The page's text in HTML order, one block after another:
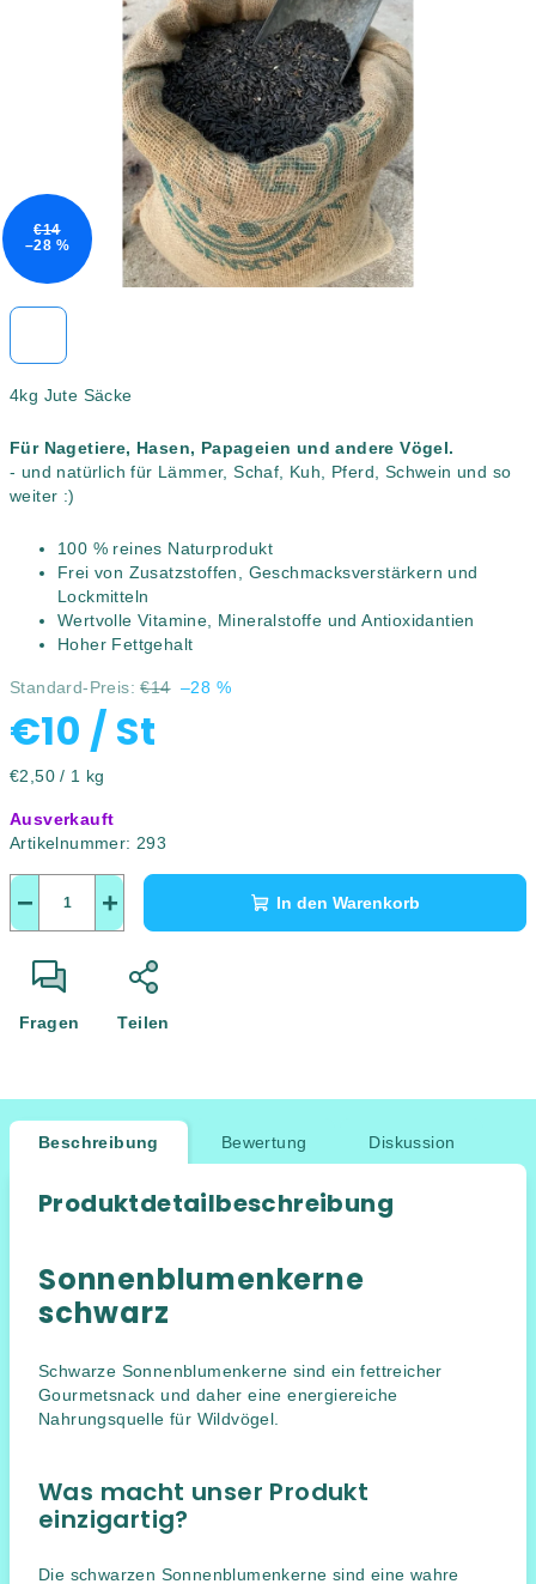
4kg Jute Säcke
Für Nagetiere, Hasen, Papageien und andere Vögel.
- und natürlich für Lämmer, Schaf, Kuh, Pferd, Schwein und so
weiter :)
100 % reines Naturprodukt
Frei von Zusatzstoffen, Geschmacksverstärkern und
Lockmitteln
Wertvolle Vitamine, Mineralstoffe und Antioxidantien
Hoher Fettgehalt
Standard-Preis: €14 –28 %
€10 / St
Verkaufspreis:
€2,50 / 1 kg
Ausverkauft
Artikelnummer: 293
+
− In den Warenkorb
Fragen Teilen
Sternen.
€14
–28 %
Beschreibung Bewertung Diskussion
Produktdetailbeschreibung
Sonnenblumenkerne
schwarz
Schwarze Sonnenblumenkerne sind ein fettreicher
Gourmetsnack und daher eine energiereiche
Nahrungsquelle für Wildvögel.
Was macht unser Produkt
einzigartig?
Die schwarzen Sonnenblumenkerne sind eine wahre